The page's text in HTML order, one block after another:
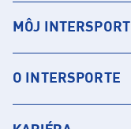
MÔJ INTERSPORT
O INTERSPORTE